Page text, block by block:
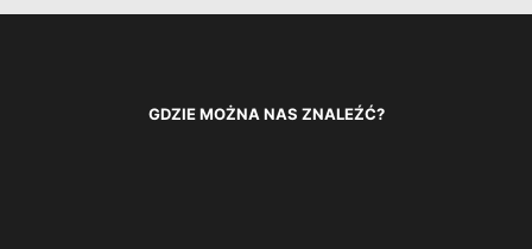
GDZIE MOŻNA NAS ZNALEŹĆ?